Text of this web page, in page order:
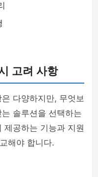
고려 사항
다양하지만, 무엇보
솔루션을 선택하는
제공하는 기능과 지원
해야 합니다.